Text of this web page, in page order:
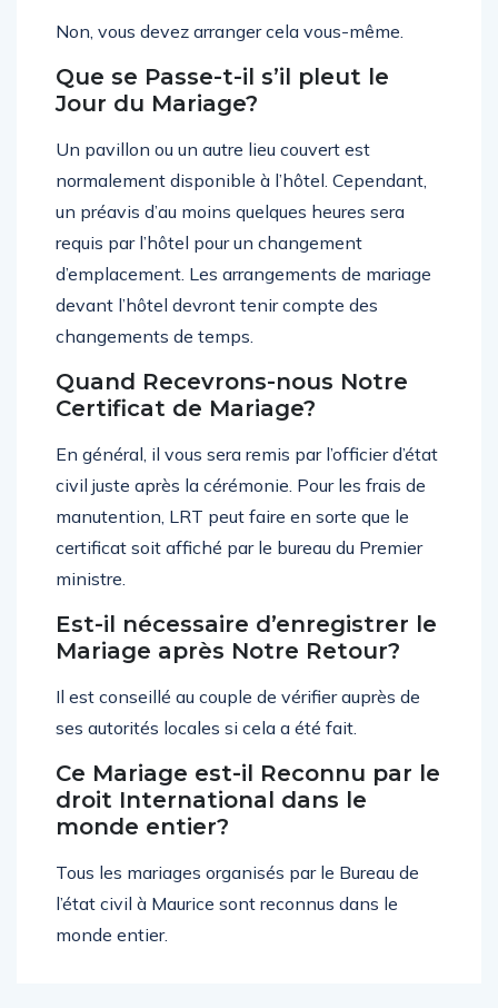
Non, vous devez arranger cela vous-même.
Que se Passe-t-il s’il pleut le
Jour du Mariage?
Un pavillon ou un autre lieu couvert est
normalement disponible à l’hôtel. Cependant,
un préavis d’au moins quelques heures sera
requis par l’hôtel pour un changement
d’emplacement. Les arrangements de mariage
devant l’hôtel devront tenir compte des
changements de temps.
Quand Recevrons-nous Notre
Certificat de Mariage?
En général, il vous sera remis par l’officier d’état
civil juste après la cérémonie. Pour les frais de
manutention, LRT peut faire en sorte que le
certificat soit affiché par le bureau du Premier
ministre.
Est-il nécessaire d’enregistrer le
Mariage après Notre Retour?
Il est conseillé au couple de vérifier auprès de
ses autorités locales si cela a été fait.
Ce Mariage est-il Reconnu par le
droit International dans le
monde entier?
Tous les mariages organisés par le Bureau de
l’état civil à Maurice sont reconnus dans le
monde entier.